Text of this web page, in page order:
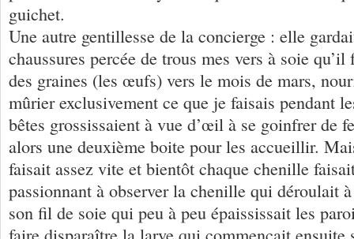
guichet.
Une autre gentillesse de la concierge : elle
chaussures percée de trous mes vers à soie
des graines (les œufs) vers le mois de mars,
mûrier exclusivement ce que je faisais pendant
bêtes grossissaient à vue d’œil à se goinfrer de
alors une deuxième boite pour les accueillir.
faisait assez vite et bientôt chaque chenille
passionnant à observer la chenille qui déroulait
son fil de soie qui peu à peu épaississait les